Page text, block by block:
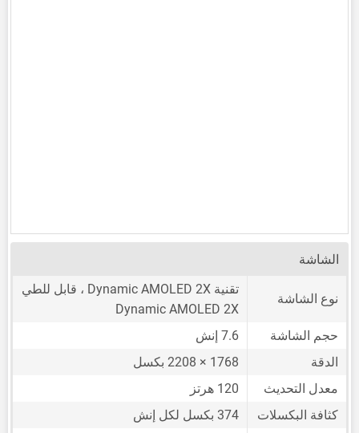
الشاشة
نوع الشاشة
تقنية Dynamic AMOLED 2X ، قابل للطي
Dynamic AMOLED 2X
حجم الشاشة
7.6 إنش
الدقة
1768 × 2208 بكسل
معدل التحديث
120 هرتز
كثافة البكسلات
374 بكسل لكل إنش